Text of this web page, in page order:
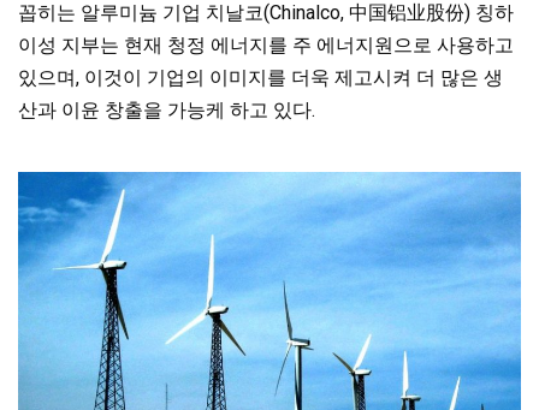
꼽히는 알루미늄 기업 치날코(Chinalco, 中国铝业股份) 칭하
이성 지부는 현재 청정 에너지를 주 에너지원으로 사용하고
있으며, 이것이 기업의 이미지를 더욱 제고시켜 더 많은 생
산과 이윤 창출을 가능케 하고 있다.